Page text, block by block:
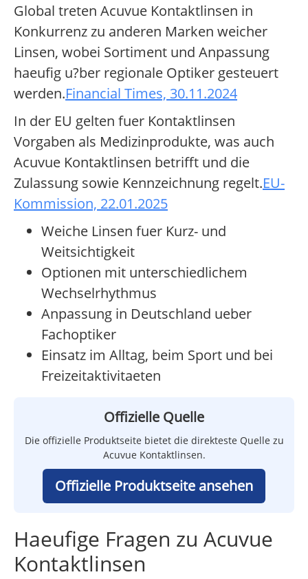
Global treten Acuvue Kontaktlinsen in
Konkurrenz zu anderen Marken weicher
Linsen, wobei Sortiment und Anpassung
haeufig u?ber regionale Optiker gesteuert
werden.Financial Times, 30.11.2024
In der EU gelten fuer Kontaktlinsen
Vorgaben als Medizinprodukte, was auch
Acuvue Kontaktlinsen betrifft und die
Zulassung sowie Kennzeichnung regelt.EU-
Kommission, 22.01.2025
Weiche Linsen fuer Kurz- und
Weitsichtigkeit
Optionen mit unterschiedlichem
Wechselrhythmus
Anpassung in Deutschland ueber
Fachoptiker
Einsatz im Alltag, beim Sport und bei
Freizeitaktivitaeten
Offizielle Quelle
Die offizielle Produktseite bietet die direkteste Quelle zu
Acuvue Kontaktlinsen.
Offizielle Produktseite ansehen
Haeufige Fragen zu Acuvue
Kontaktlinsen